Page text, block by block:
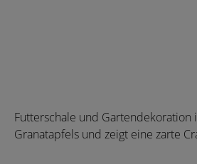
Futterschale und Gartendekoration
Granatapfels und zeigt eine zarte